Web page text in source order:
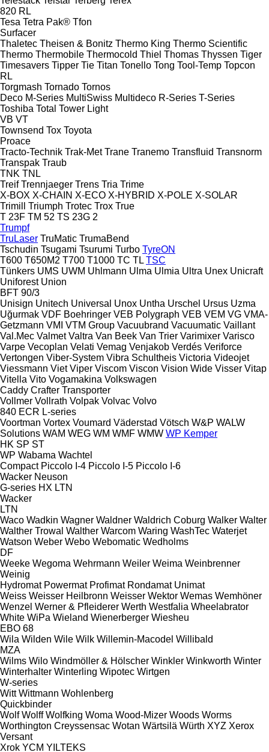
820 RL
Tesa Tetra Pak® Tfon
Surfacer
Thaletec Theisen & Bonitz Thermo King Thermo Scientific
Thermo Thermobile Thermocold Thiel Thomas Thyssen Tiger
Timesavers Tipper Tie Titan Tonello Tong Tool-Temp Topcon
RL
Torgmash Tornado Tornos
Deco M-Series MultiSwiss Multideco R-Series T-Series
Toshiba Total Tower Light
VB VT
Townsend Tox Toyota
Proace
Tracto-Technik Trak-Met Trane Tranemo Transfluid Transnorm
Transpak Traub
TNK TNL
Treif Trennjaeger Trens Tria Trime
X-BOX X-CHAIN X-ECO X-HYBRID X-POLE X-SOLAR
Trimill
Triumph Trotec Trox True
T 23F TM 52 TS 23G 2
Trumpf
TruLaser TruMatic TrumaBend
Tschudin Tsugami Tsurumi Turbo TyreON
T600 T650M2 T700 T1000 TC TL TSC
Tünkers UMS UWM Uhlmann Ulma Ulmia Ultra Unex Unicraft
Uniforest Union
BFT 90/3
Unisign Unitech Universal Unox Untha Urschel Ursus Uzma
Uğurmak VDF Boehringer VEB Polygraph VEB VEM VG VMA-
Getzmann VMI VTM Group Vacuubrand Vacuumatic Vaillant
Val.Mec Valmet Valtra Van Beek Van Trier Varimixer Varisco
Varpe Vecoplan Velati Vemag Venjakob Verdés Veriforce
Vertongen Viber-System Vibra Schultheis Victoria Videojet
Viessmann Viet Viper Viscom Viscon Vision Wide Visser Vitap
Vitella Vito Vogamakina Volkswagen
Caddy Crafter Transporter
Vollmer Vollrath Volpak Volvac Volvo
840 ECR L-series
Voortman Vortex Voumard Väderstad Vötsch W&P WALW
Solutions WAM WEG WM WMF WMW WP Kemper
HK SP ST
WP Wabama Wachtel
Compact Piccolo I-4 Piccolo I-5 Piccolo I-6
Wacker Neuson
G-series HX LTN
Wacker
LTN
Waco Wadkin Wagner Waldner Waldrich Coburg Walker Walter
Walther Trowal Walther Warcom Waring WashTec Waterjet
Watson Weber Webo Webomatic Wedholms
DF
Weeke Wegoma Wehrmann Weiler Weima Weinbrenner
Weinig
Hydromat Powermat Profimat Rondamat Unimat
Weiss Weisser Heilbronn Weisser Wektor Wemas Wemhöner
Wenzel Werner & Pfleiderer Werth Westfalia Wheelabrator
White WiPa Wieland Wienerberger Wiesheu
EBO 68
Wila Wilden Wile Wilk Willemin-Macodel Willibald
MZA
Wilms Wilo Windmöller & Hölscher Winkler Winkworth Winter
Winterhalter Winterling Wipotec Wirtgen
W-series
Witt Wittmann Wohlenberg
Quickbinder
Wolf Wolff Wolfking Woma Wood-Mizer Woods Worms
Worthington Creyssensac Wotan Wärtsilä Würth XYZ Xerox
Versant
Xrok YCM YILTEKS